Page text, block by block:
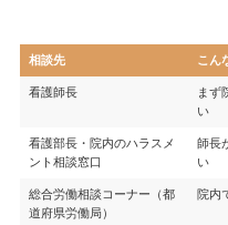
相談先 こん
看護師長
まず
い
看護部長・院内のハラスメ
ント相談窓口
師長
い
総合労働相談コーナー（都
道府県労働局）
院内